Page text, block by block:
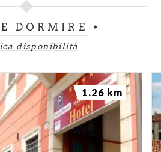
DORMIRE
disponibilità
1.26 km